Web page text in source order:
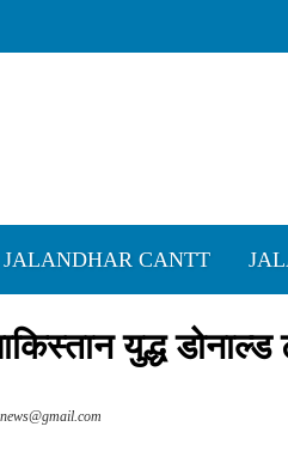
JALANDHAR CANTT
युद्ध डोनाल्ड